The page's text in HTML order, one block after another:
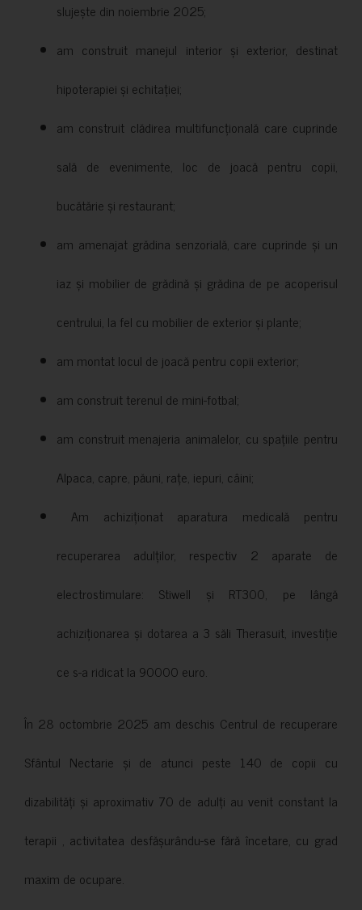
slujește din noiembrie 2025;
am construit manejul interior și exterior, destinat
hipoterapiei și echitației;
am construit clădirea multifuncțională care cuprinde
sală de evenimente, loc de joacă pentru copii,
bucătărie și restaurant;
am amenajat grădina senzorială, care cuprinde și un
iaz și mobilier de grădină și grădina de pe acoperisul
centrului, la fel cu mobilier de exterior și plante;
am montat locul de joacă pentru copii exterior;
am construit terenul de mini-fotbal;
am construit menajeria animalelor, cu spațiile pentru
Alpaca, capre, păuni, rațe, iepuri, câini;
Am achiziționat aparatura medicală pentru
recuperarea adulților, respectiv 2 aparate de
electrostimulare: Stiwell și RT300, pe lângă
achiziționarea și dotarea a 3 săli Therasuit, investiție
ce s-a ridicat la 90000 euro.
În 28 octombrie 2025 am deschis Centrul de recuperare
Sfântul Nectarie și de atunci peste 140 de copii cu
dizabilități și aproximativ 70 de adulți au venit constant la
terapii , activitatea desfășurându-se fără încetare, cu grad
maxim de ocupare.